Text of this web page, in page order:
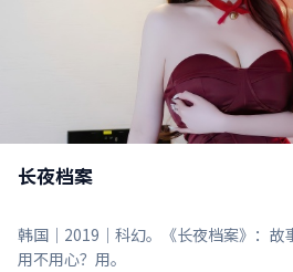
长夜档案
韩国｜2019｜科幻。《长夜档案》：故
用不用心？用。